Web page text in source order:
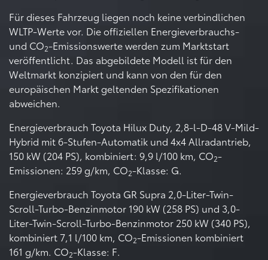
Für dieses Fahrzeug liegen noch keine verbindlichen
WLTP-Werte vor. Die offiziellen Energieverbrauchs-
und CO2-Emissionswerte werden zum Marktstart
veröffentlicht. Das abgebildete Modell ist für den
Weltmarkt konzipiert und kann von den für den
europäischen Markt geltenden Spezifikationen
abweichen.
Energieverbrauch Toyota Hilux Duty, 2,8-l-D-48 V-Mild-
Hybrid mit 6-Stufen-Automatik und 4x4 Allradantrieb,
150 kW (204 PS), kombiniert: 9,9 l/100 km, CO2-
Emissionen: 259 g/km, CO2-Klasse: G.
Energieverbrauch Toyota GR Supra 2,0-Liter-Twin-
Scroll-Turbo-Benzinmotor 190 kW (258 PS) und 3,0-
Liter-Twin-Scroll-Turbo-Benzinmotor 250 kW (340 PS),
kombiniert 7,1 l/100 km, CO2-Emissionen kombiniert
161 g/km. CO2-Klasse: F.